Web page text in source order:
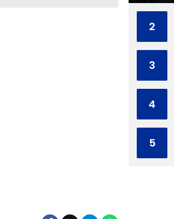
2
3
4
5